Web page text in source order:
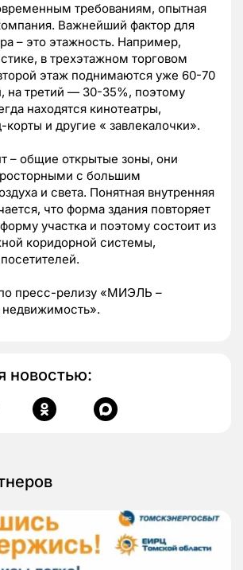
требованиям, опытная
Важнейший фактор для
– это этажность. Например,
в трехэтажном торговом
этаж поднимаются уже 60-70
на третий — 30-35%, поэтому
находятся кинотеатры,
корты и другие « завлекалочки».
– общие открытые зоны, они
с большим
и света. Понятная внутренняя
что форма здания повторяет
участка и поэтому состоит из
коридорной системы,
пресс-релизу «МИЭЛЬ –
новостью: